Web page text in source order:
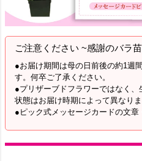
ご注意ください ~感謝のバラ
●お届け期間は母の日前後の約1週
す。何卒ご了承ください。
●プリザーブドフラワーではなく
状態はお届け時期によって異なりま
●ピック式メッセージカードの文章